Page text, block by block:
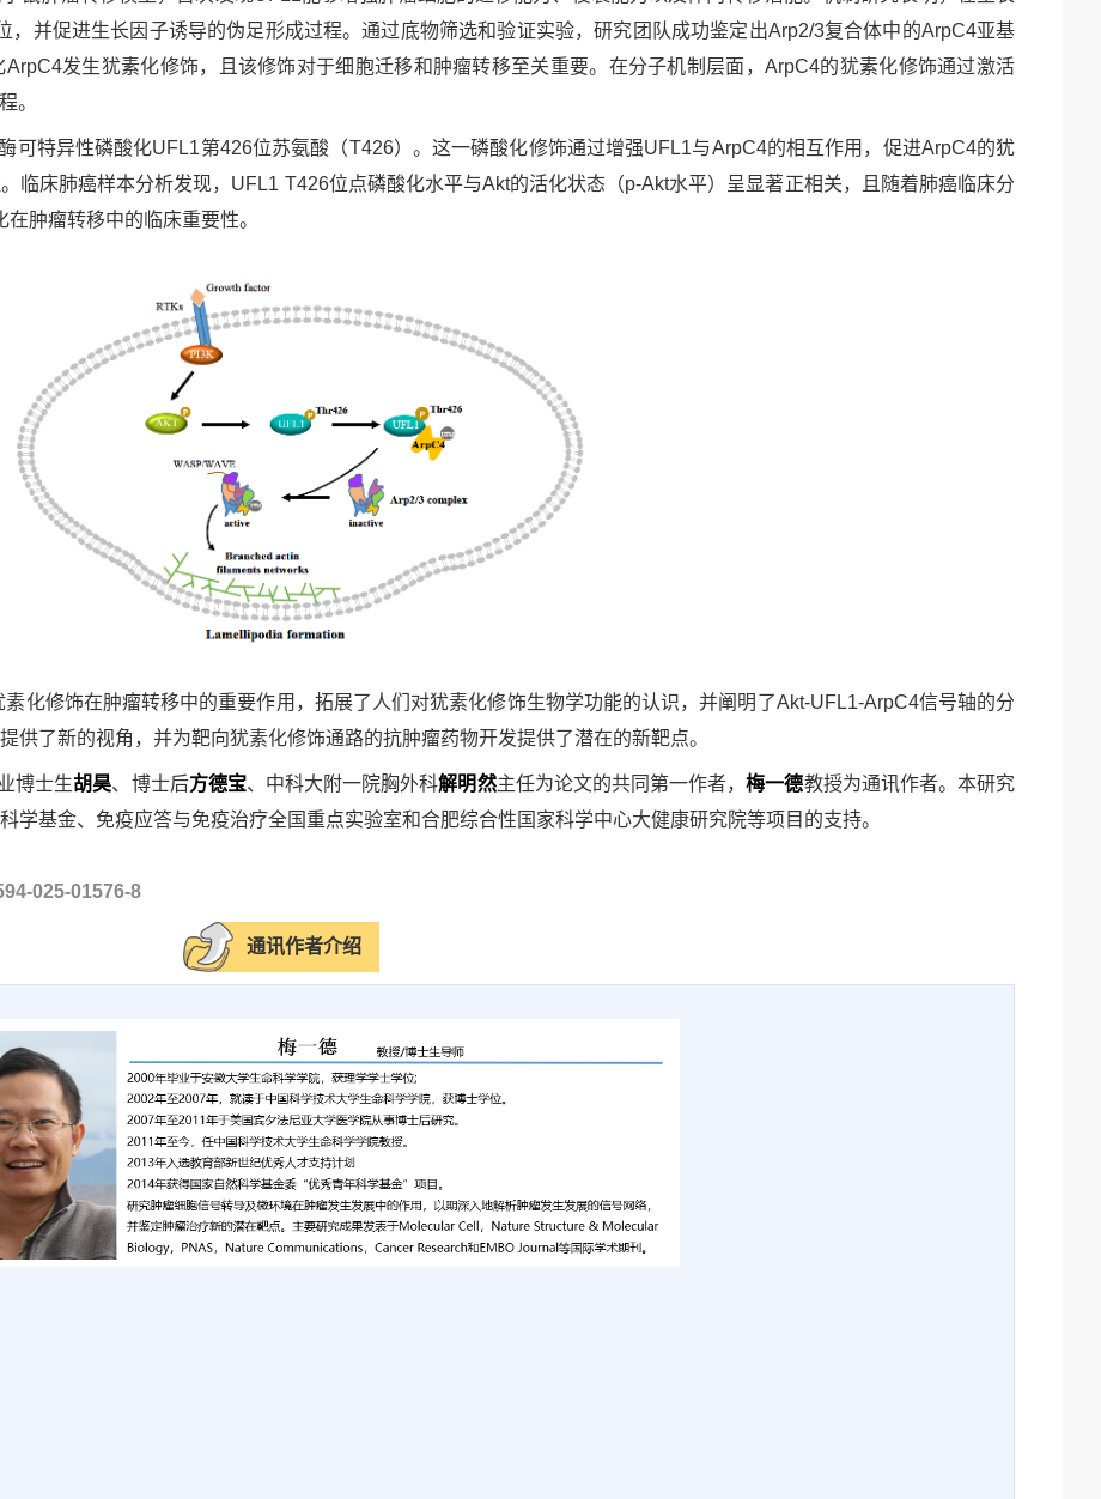
，并促进生长因子诱导的伪足形成过程。通过底物筛选和验证实验，研究团队成功鉴定出Arp2/3复合体中的ArpC4亚基
ArpC4发生犹素化修饰，且该修饰对于细胞迁移和肿瘤转移至关重要。在分子机制层面， ArpC4的犹素化修饰通过激活
。
可特异性磷酸化UFL1第426位苏氨酸（T426）。这一磷酸化修饰通过增强UFL1与ArpC4的相互作用，促进ArpC4的犹
临床肺癌样本分析发现， UFL1 T426位点磷酸化水平与Akt的活化状态（p-Akt水平）呈显著正相关，且随着肺癌临床分
在肿瘤转移中的临床重要性。
化修饰在肿瘤转移中的重要作用，拓展了人们对犹素化修饰生物学功能的认识，并阐明了Akt-UFL1-ArpC4信号轴的分
供了新的视角，并为靶向犹素化修饰通路的抗肿瘤药物开发提供了潜在的新靶点。
博士生胡昊、博士后方德宝、中科大附一院胸外科解明然主任为论文的共同第一作者，梅一德教授为通讯作者。本研究
学基金、免疫应答与免疫治疗全国重点实验室和合肥综合性国家科学中心大健康研究院等项目的支持。
025-01576-8
通讯作者介绍